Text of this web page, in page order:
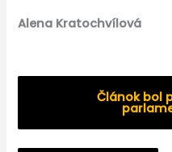
Alena Kratochvílová
Článok bol